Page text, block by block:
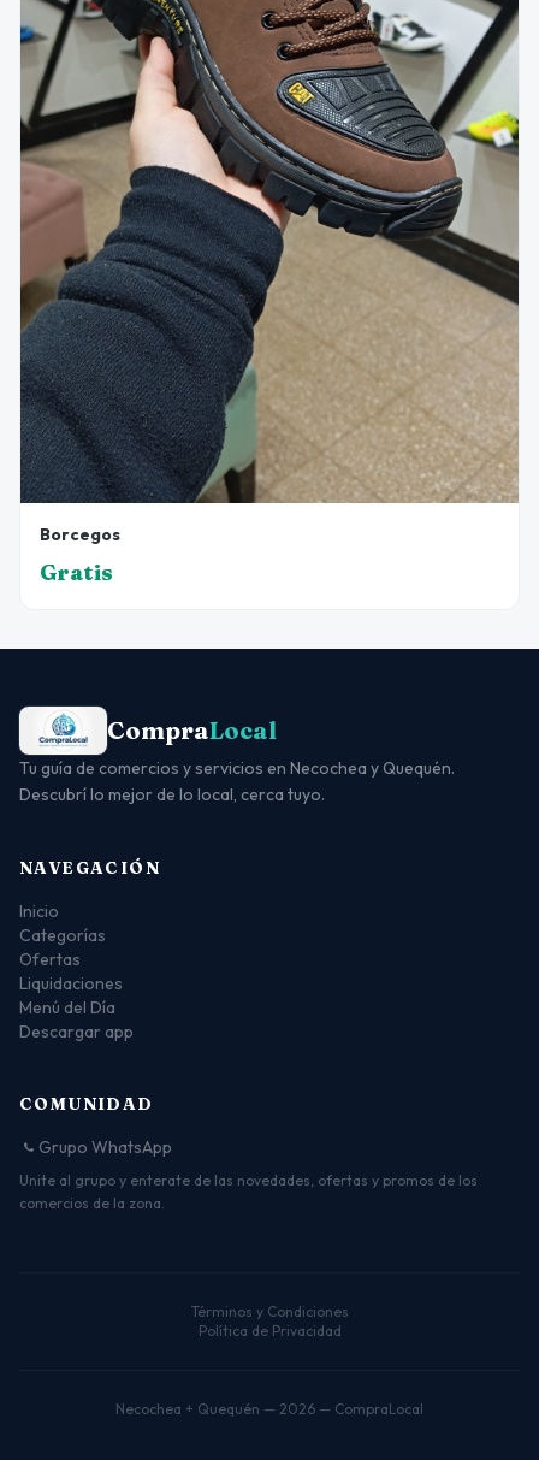
Borcegos
Gratis
CompraLocal
Tu guía de comercios y servicios en Necochea y Quequén.
Descubrí lo mejor de lo local, cerca tuyo.
NAVEGACIÓN
Inicio
Categorías
Ofertas
Liquidaciones
Menú del Día
Descargar app
COMUNIDAD
Grupo WhatsApp
Unite al grupo y enterate de las novedades, ofertas y promos de los
comercios de la zona.
Términos y Condiciones
Política de Privacidad
Necochea + Quequén — 2026 — CompraLocal